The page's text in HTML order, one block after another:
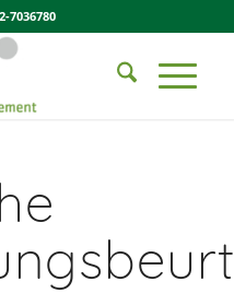
7036780